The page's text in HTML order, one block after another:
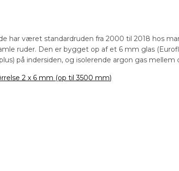
har været standardruden fra 2000 til 2018 hos
ruder. Den er bygget op af et 6 mm glas
på indersiden, og isolerende argon gas mellem
2 x 6 mm (op til 3500 mm)